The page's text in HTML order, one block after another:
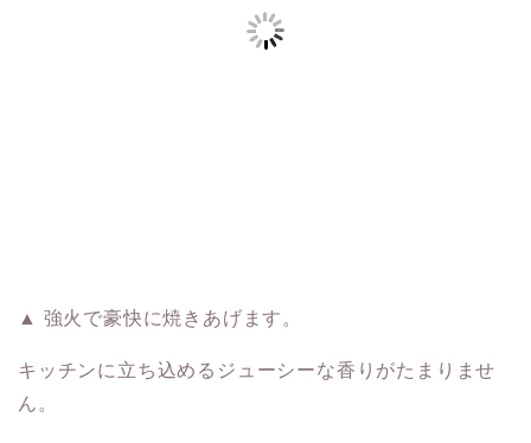
▲ 強火で豪快に焼きあげます。
キッチンに立ち込めるジューシーな香りがたまりませ
ん。